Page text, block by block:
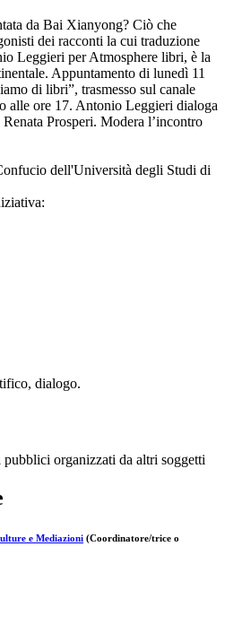
da Bai Xianyong? Ciò che
dei racconti la cui traduzione
Leggieri per Atmosphere libri, è la
Appuntamento di lunedì 11
di libri”, trasmesso sul canale
alle ore 17. Antonio Leggieri dialoga
Prosperi. Modera l’incontro
dell'Università degli Studi di
dialogo.
organizzati da altri soggetti
e Mediazioni (Coordinatore/trice o